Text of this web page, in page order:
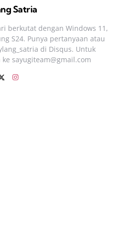
Satria
berkutat dengan Windows 11,
S24. Punya pertanyaan atau
di Disqus. Untuk
ke sayugiteam@gmail.com